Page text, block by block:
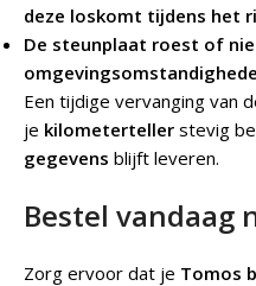
deze loskomt tijdens het
De steunplaat roest of
Een tijdige vervanging van
je kilometerteller stevig
gegevens blijft leveren.
Bestel vandaag
Zorg ervoor dat je Tomos